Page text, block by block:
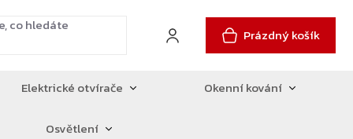
Prázdný košík
Elektrické otvírače
Okenní kování
Osvětlení